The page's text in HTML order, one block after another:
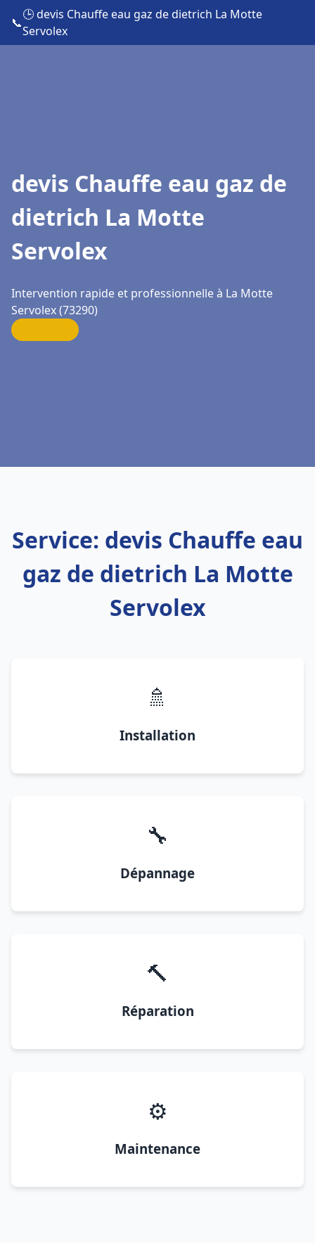
📞
🕒 devis Chauffe eau gaz de dietrich La Motte
Servolex
devis Chauffe eau gaz de
dietrich La Motte
Servolex
Intervention rapide et professionnelle à La Motte
Servolex (73290)
Service: devis Chauffe eau
gaz de dietrich La Motte
Servolex
🚿
Installation
🔧
Dépannage
🔨
Réparation
⚙️
Maintenance